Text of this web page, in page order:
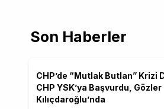
Son Haberler
CHP’de “Mutlak Butlan” Krizi
CHP YSK’ya Başvurdu, Gözler
Kılıçdaroğlu’nda